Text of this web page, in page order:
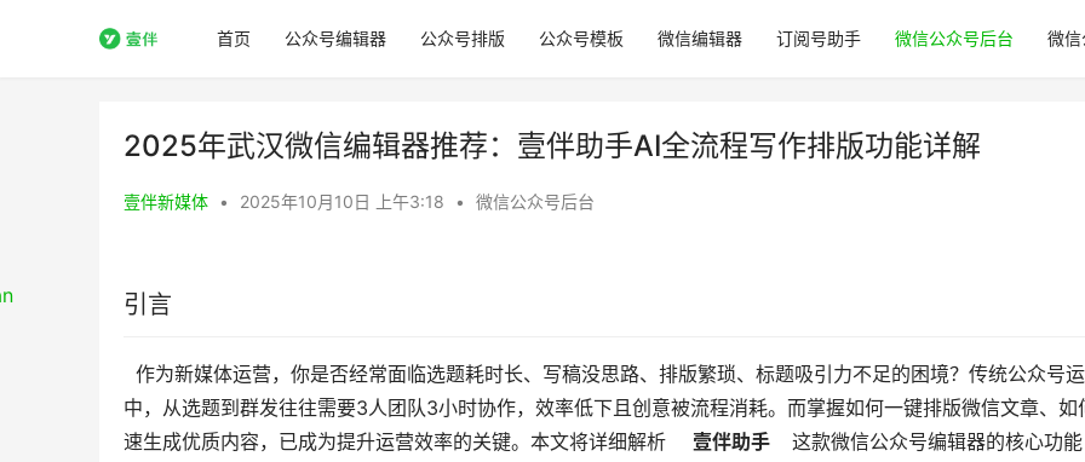
首页 公众号编辑器 公众号排版 公众号模板 微信编辑器 订阅号助手 微信公众号后台 微
2025年武汉微信编辑器推荐：壹伴助手AI全流程写作排版功能详解
壹伴新媒体 • 2025年10月10日 上午3:18 • 微信公众号后台
引言
中，从选题到群发往往需要3人团队3小时协作，效率低下且创意被流程消耗。而掌握如何一键排版微信文章、如
速生成优质内容，已成为提升运营效率的关键。本文将详细解析
   壹伴助手
这款微信公众号编辑器的核心功